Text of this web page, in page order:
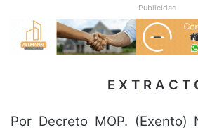
Publicidad
E X T R A C T
Por Decreto MOP. (Exento)